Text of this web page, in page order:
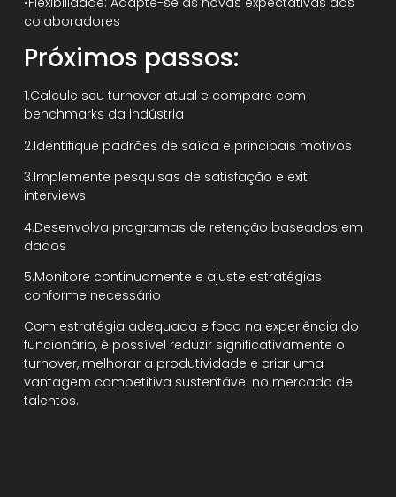
colaboradores
Próximos passos:
1.Calcule seu turnover atual e compare com
benchmarks da indústria
2.Identifique padrões de saída e principais motivos
3.Implemente pesquisas de satisfação e exit
interviews
4.Desenvolva programas de retenção baseados em
dados
5.Monitore continuamente e ajuste estratégias
conforme necessário
Com estratégia adequada e foco na experiência do
funcionário, é possível reduzir significativamente o
turnover, melhorar a produtividade e criar uma
vantagem competitiva sustentável no mercado de
talentos.